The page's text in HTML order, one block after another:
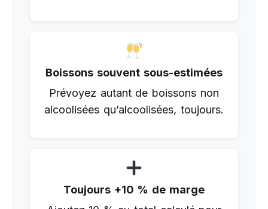
Boissons souvent sous-estimées
Prévoyez autant de boissons non
alcoolisées qu’alcoolisées, toujours.
Toujours +10 % de marge